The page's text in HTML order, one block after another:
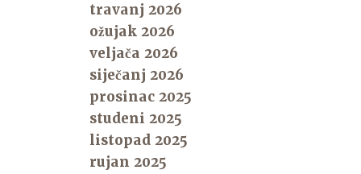
travanj 2026
ožujak 2026
veljača 2026
siječanj 2026
prosinac 2025
studeni 2025
listopad 2025
rujan 2025